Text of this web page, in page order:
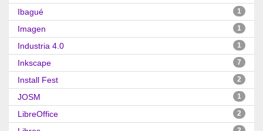
Ibagué 1
Imagen 1
Industria 4.0 1
Inkscape 7
Install Fest 2
JOSM 1
LibreOffice 2